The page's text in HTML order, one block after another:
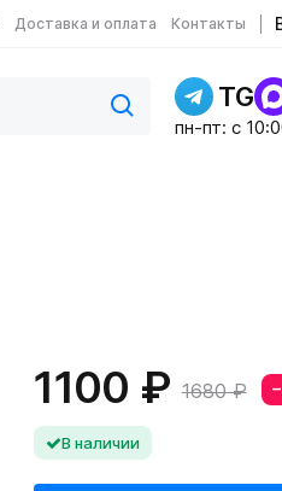
Доставка и оплата Контакты
TG
пн-пт: c
1100 ₽ 1680 ₽
В наличии